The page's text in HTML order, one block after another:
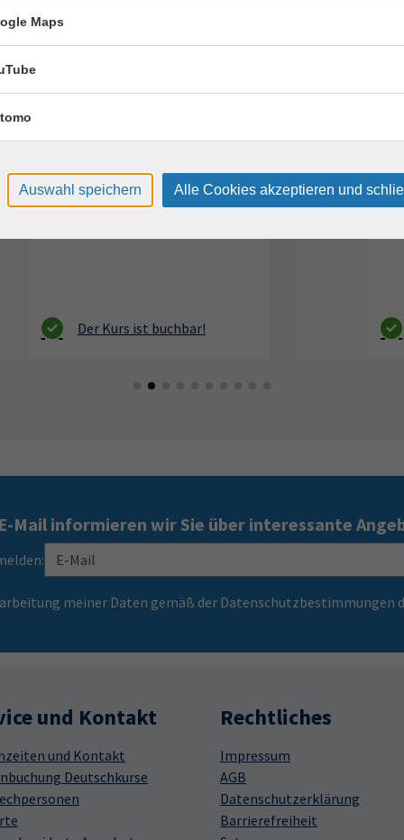
für unvergessliche
17
Sportpark Dresden, Südhöhe 28
Mail informieren wir Sie über interessante
meiner Daten gemäß der Datenschutzbestimmungen
und Kontakt
und Kontakt
Deutschkurse
Rechtliches
Impressum
AGB
Datenschutzerklärung
Barrierefreiheit
Maps
Auswahl speichern Alle Cookies akzeptieren und